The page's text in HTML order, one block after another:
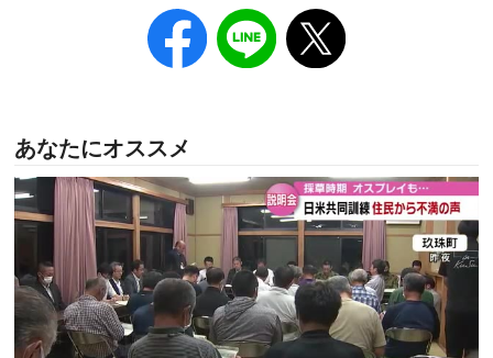
あなたにオススメ